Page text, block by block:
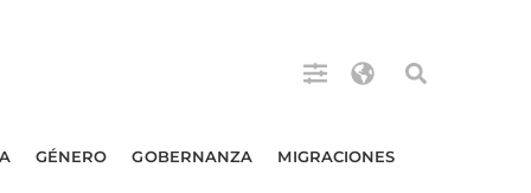
GÉNERO GOBERNANZA MIGRACIONES